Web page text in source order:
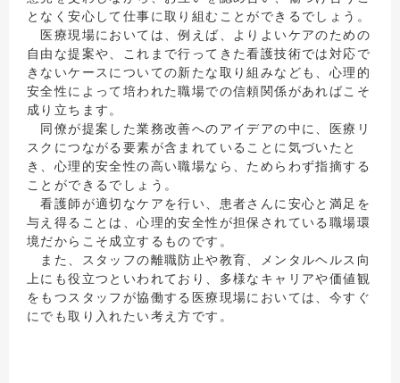
となく安心して仕事に取り組むことができるでしょう。
医療現場においては、例えば、よりよいケアのための
自由な提案や、これまで行ってきた看護技術では対応で
きないケースについての新たな取り組みなども、心理的
安全性によって培われた職場での信頼関係があればこそ
成り立ちます。
同僚が提案した業務改善へのアイデアの中に、医療リ
スクにつながる要素が含まれていることに気づいたと
き、心理的安全性の高い職場なら、ためらわず指摘する
ことができるでしょう。
看護師が適切なケアを行い、患者さんに安心と満足を
与え得ることは、心理的安全性が担保されている職場環
境だからこそ成立するものです。
また、スタッフの離職防止や教育、メンタルヘルス向
上にも役立つといわれており、多様なキャリアや価値観
をもつスタッフが協働する医療現場においては、今すぐ
にでも取り入れたい考え方です。